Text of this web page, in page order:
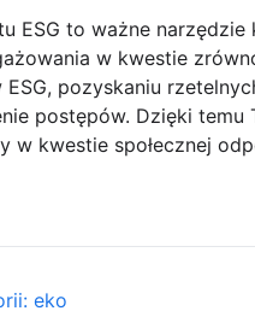
ESG to ważne
w kwestie
pozyskaniu
postępów. Dzięki
w kwestie społecznej
eko